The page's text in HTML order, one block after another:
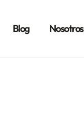
Blog Nosotros